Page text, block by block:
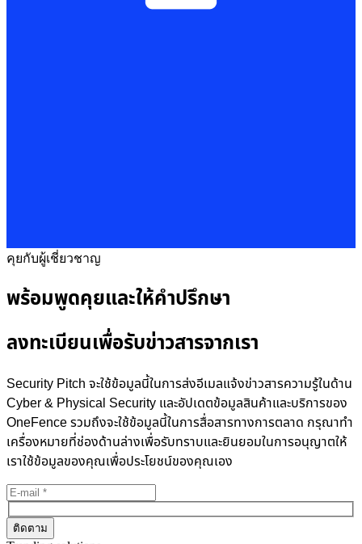
คุยกับผู้เชี่ยวชาญ
พร้อมพูดคุยและให้คำปรึกษา
ลงทะเบียนเพื่อรับข่าวสารจากเรา
Security Pitch จะใช้ข้อมูลนี้ในการส่งอีเมลแจ้งข่าวสารความรู้ในด้าน
Cyber & Physical Security และอัปเดตข้อมูลสินค้าและบริการของ
OneFence รวมถึงจะใช้ข้อมูลนี้ในการสื่อสารทางการตลาด กรุณาทำ
เครื่องหมายที่ช่องด้านล่างเพื่อรับทราบและยินยอมในการอนุญาตให้
เราใช้ข้อมูลของคุณเพื่อประโยชน์ของคุณเอง